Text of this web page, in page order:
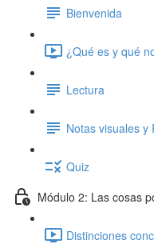
Bienvenida
¿Qué es y qué
Lectura
Notas visuales y
Quiz
Módulo 2: Las cosas
Distinciones